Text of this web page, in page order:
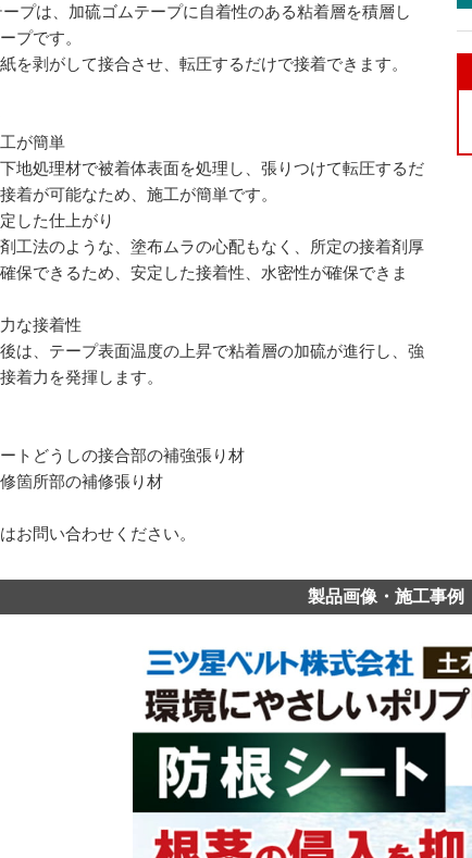
ープは、加硫ゴムテープに自着性のある粘着層を積層し
プです。
を剥がして接合させ、転圧するだけで接着できます。
工が簡単
地処理材で被着体表面を処理し、張りつけて転圧するだ
着が可能なため、施工が簡単です。
定した仕上がり
工法のような、塗布ムラの心配もなく、所定の接着剤厚
保できるため、安定した接着性、水密性が確保できま
力な接着性
は、テープ表面温度の上昇で粘着層の加硫が進行し、強
着力を発揮します。
ートどうしの接合部の補強張り材
修箇所部の補修張り材
お問い合わせください。
製品画像・施工事例